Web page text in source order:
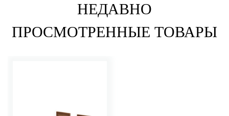
НЕДАВНО
ПРОСМОТРЕННЫЕ ТОВАРЫ